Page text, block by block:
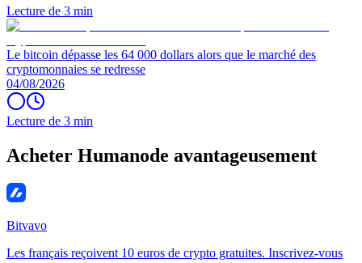
Lecture de 3 min
Le bitcoin dépasse les 64 000 dollars alors que le marché des
cryptomonnaies se redresse
04/08/2026
Lecture de 3 min
Acheter Humanode avantageusement
Bitvavo
Les français reçoivent 10 euros de crypto gratuites. Inscrivez-vous